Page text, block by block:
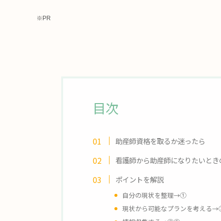
※PR
目次
助産師資格を取るか迷ったら
看護師から助産師になりたいとき
ポイントを解説
自分の現状を整理→①
現状から可能なプランを考える→